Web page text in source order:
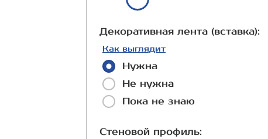
Декоративная лента (вставка):
Как выглядит
Нужна
Не нужна
Пока не знаю
Стеновой профиль: